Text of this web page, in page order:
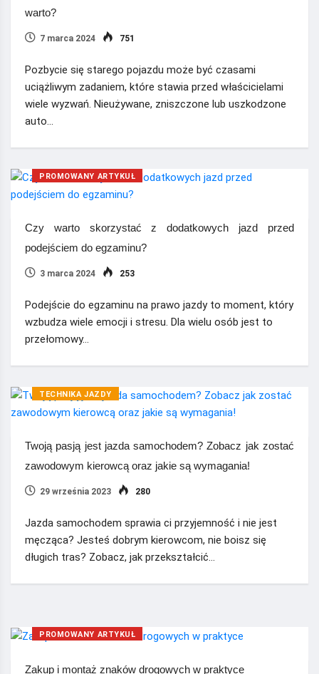
warto?
7 marca 2024 751
Pozbycie się starego pojazdu może być czasami
uciążliwym zadaniem, które stawia przed właścicielami
wiele wyzwań. Nieużywane, zniszczone lub uszkodzone
auto…
PROMOWANY ARTYKUŁ
Czy warto skorzystać z dodatkowych jazd przed
podejściem do egzaminu?
3 marca 2024 253
Podejście do egzaminu na prawo jazdy to moment, który
wzbudza wiele emocji i stresu. Dla wielu osób jest to
przełomowy…
TECHNIKA JAZDY
Twoją pasją jest jazda samochodem? Zobacz jak zostać
zawodowym kierowcą oraz jakie są wymagania!
29 września 2023 280
Jazda samochodem sprawia ci przyjemność i nie jest
męcząca? Jesteś dobrym kierowcom, nie boisz się
długich tras? Zobacz, jak przekształcić…
PROMOWANY ARTYKUŁ
Zakup i montaż znaków drogowych w praktyce